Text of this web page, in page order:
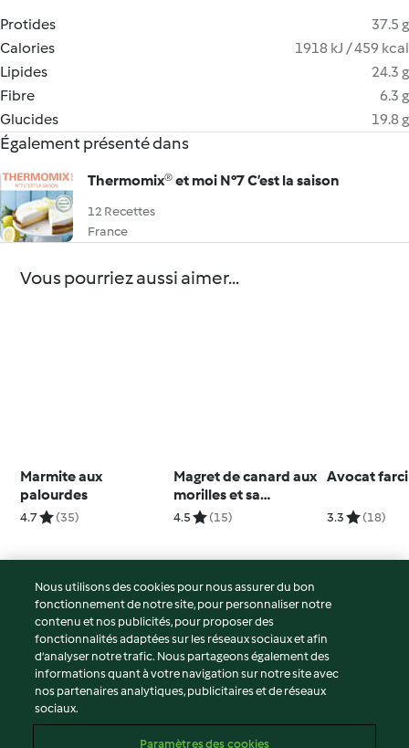
Protides
37.5 g
Calories
1918 kJ / 459 kcal
Lipides
24.3 g
Fibre
6.3 g
Glucides
19.8 g
Également présenté dans
Thermomix® et moi N°7 C’est la saison
12 Recettes
France
Vous pourriez aussi aimer...
Marmite aux
palourdes
4.7 (35)
Magret de canard aux
morilles et sa
garniture aux fruits
4.5 (15)
Avocat
3.3 (18)
© Copyright 2026
Conditions d'utilisation
Politique de confidentialité
Non-responsabilité
Mentions légales
Nous utilisons des cookies pour nous assurer du bon
fonctionnement de notre site, pour personnaliser notre
contenu et nos publicités, pour proposer des
fonctionnalités adaptées sur les réseaux sociaux et afin
d’analyser notre trafic. Nous partageons également des
informations quant à votre navigation sur notre site avec
nos partenaires analytiques, publicitaires et de réseaux
sociaux.
Paramètres des cookies